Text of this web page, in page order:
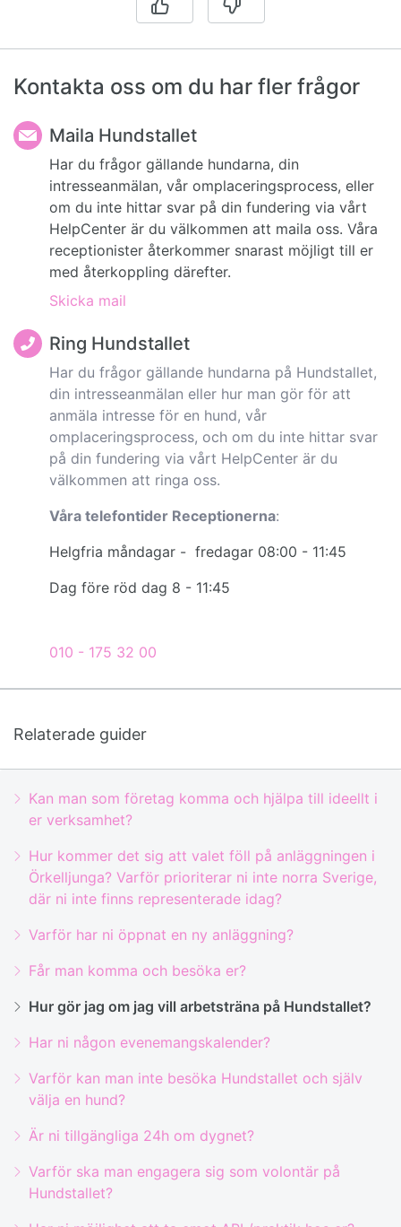
Kontakta oss om du har fler frågor
Maila Hundstallet
Har du frågor gällande hundarna, din
intresseanmälan, vår omplaceringsprocess, eller
om du inte hittar svar på din fundering via vårt
HelpCenter är du välkommen att maila oss. Våra
receptionister återkommer snarast möjligt till er
med återkoppling därefter.
Skicka mail
Ring Hundstallet
Har du frågor gällande hundarna på Hundstallet,
din intresseanmälan eller hur man gör för att
anmäla intresse för en hund, vår
omplaceringsprocess, och om du inte hittar svar
på din fundering via vårt HelpCenter är du
välkommen att ringa oss.
Våra telefontider Receptionerna:
Helgfria måndagar - fredagar 08:00 - 11:45
Dag före röd dag 8 - 11:45
010 - 175 32 00
Relaterade guider
Kan man som företag komma och hjälpa till ideellt i
er verksamhet?
Hur kommer det sig att valet föll på anläggningen i
Örkelljunga? Varför prioriterar ni inte norra Sverige,
där ni inte finns representerade idag?
Varför har ni öppnat en ny anläggning?
Får man komma och besöka er?
Hur gör jag om jag vill arbetsträna på Hundstallet?
Har ni någon evenemangskalender?
Varför kan man inte besöka Hundstallet och själv
välja en hund?
Är ni tillgängliga 24h om dygnet?
Varför ska man engagera sig som volontär på
Hundstallet?